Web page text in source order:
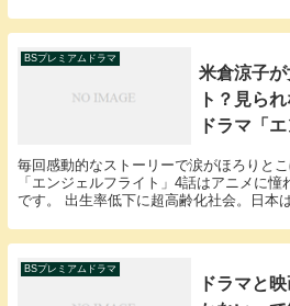
BSプレミアムドラマ
米倉涼子
ト？見ら
ドラマ「
毎回感動的なストーリーで涙がほろりと
「エンジェルフライト」4話はアニメに
です。 出生率低下に超高齢化社会。日本
BSプレミアムドラマ
ドラマと